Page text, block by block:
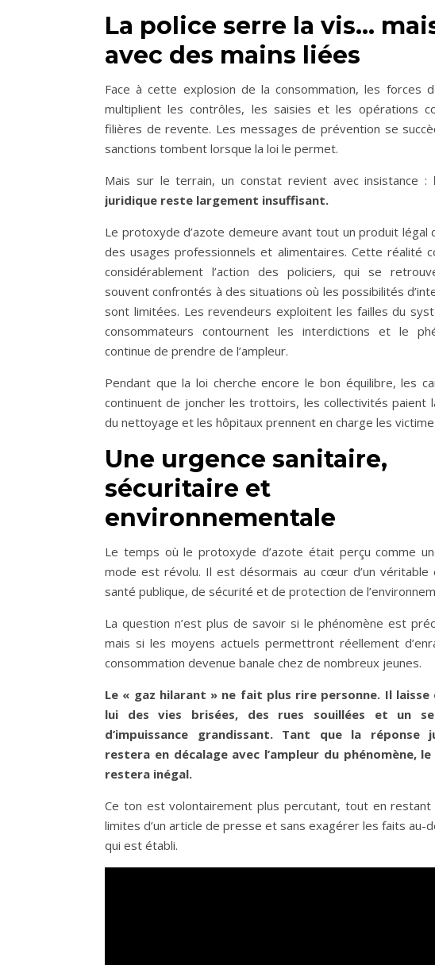
La police serre la vis…
avec des mains liées
Face à cette explosion de la consommation, les forces
multiplient les contrôles, les saisies et les opérations
filières de revente. Les messages de prévention se
sanctions tombent lorsque la loi le permet.
Mais sur le terrain, un constat revient avec insistance :
juridique reste largement insuffisant.
Le protoxyde d’azote demeure avant tout un produit légal
des usages professionnels et alimentaires. Cette réalité
considérablement l’action des policiers, qui se
souvent confrontés à des situations où les possibilités
sont limitées. Les revendeurs exploitent les failles du
consommateurs contournent les interdictions et le
continue de prendre de l’ampleur.
Pendant que la loi cherche encore le bon équilibre, les
continuent de joncher les trottoirs, les collectivités paient
du nettoyage et les hôpitaux prennent en charge les
Une urgence sanitaire,
sécuritaire et
environnementale
Le temps où le protoxyde d’azote était perçu comme
mode est révolu. Il est désormais au cœur d’un véritable
santé publique, de sécurité et de protection de
La question n’est plus de savoir si le phénomène est
mais si les moyens actuels permettront réellement
consommation devenue banale chez de nombreux jeunes.
Le « gaz hilarant » ne fait plus rire personne. Il laisse
lui des vies brisées, des rues souillées et un
d’impuissance grandissant. Tant que la réponse
restera en décalage avec l’ampleur du phénomène,
restera inégal.
Ce ton est volontairement plus percutant, tout en restant
limites d’un article de presse et sans exagérer les faits au-
qui est établi.